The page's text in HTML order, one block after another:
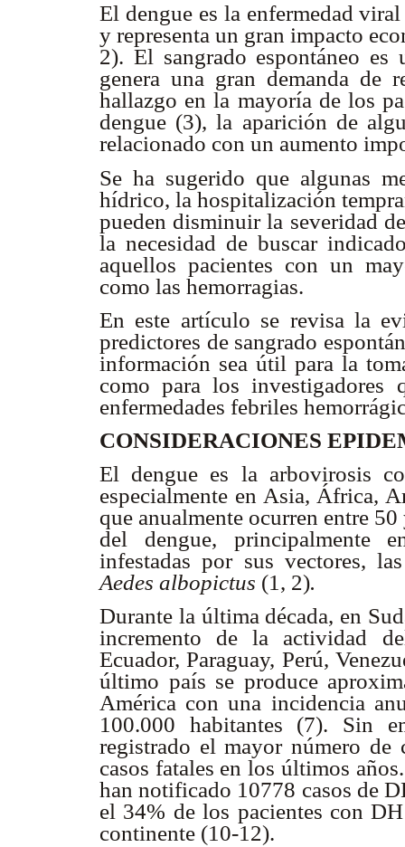
El dengue es la enfermedad
y representa un gran impacto
2). El sangrado espontáneo
genera una gran demanda de
hallazgo en la mayoría de los
dengue (3), la aparición de
relacionado con un aumento
Se ha sugerido que algunas
hídrico, la hospitalización
pueden disminuir la severidad
la necesidad de buscar
aquellos pacientes con un
como las hemorragias.
En este artículo se revisa la
predictores de sangrado
información sea útil para la
como para los investigadores
enfermedades febriles
CONSIDERACIONES
El dengue es la arbovirosis
especialmente en Asia, África,
que anualmente ocurren entre
del dengue, principalmente
infestadas por sus vectores,
Aedes albopictus (1, 2).
Durante la última década, en
incremento de la actividad
Ecuador, Paraguay, Perú,
último país se produce
América con una incidencia
100.000 habitantes (7). Sin
registrado el mayor número de
casos fatales en los últimos
han notificado 10778 casos de
el 34% de los pacientes con
continente (10-12).